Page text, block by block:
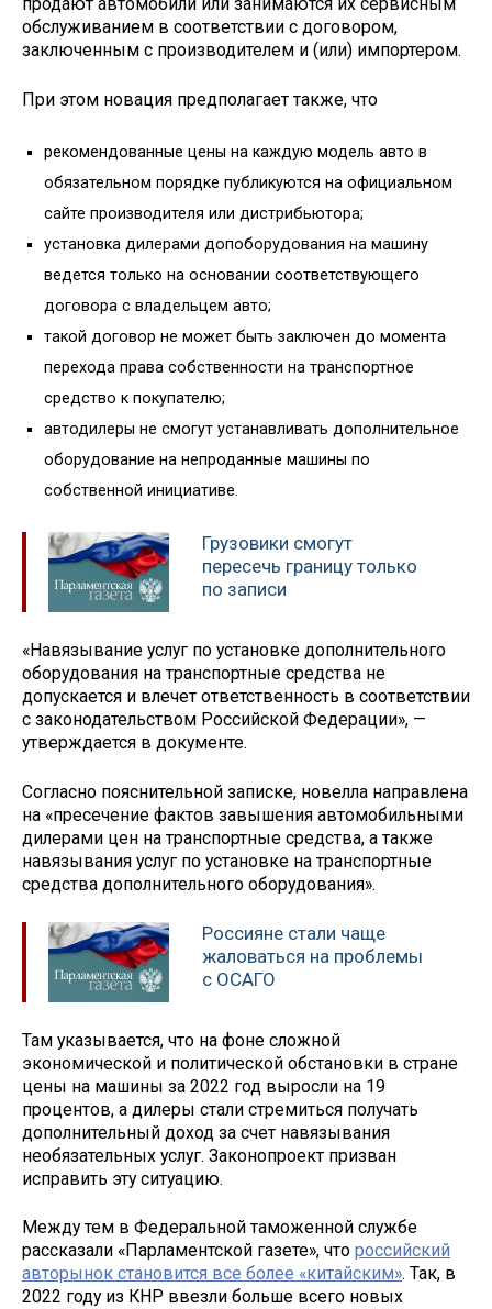
обслуживанием в соответствии с договором,
заключенным с производителем и (или) импортером.
При этом новация предполагает также, что
рекомендованные цены на каждую модель авто в
обязательном порядке публикуются на официальном
сайте производителя или дистрибьютора;
установка дилерами допоборудования на машину
ведется только на основании соответствующего
договора с владельцем авто;
такой договор не может быть заключен до момента
перехода права собственности на транспортное
средство к покупателю;
автодилеры не смогут устанавливать дополнительное
оборудование на непроданные машины по
собственной инициативе.
Грузовики смогут
пересечь границу только
по записи
«Навязывание услуг по установке дополнительного
оборудования на транспортные средства не
допускается и влечет ответственность в соответствии
с законодательством Российской Федерации», —
утверждается в документе.
Согласно пояснительной записке, новелла направлена
на «пресечение фактов завышения автомобильными
дилерами цен на транспортные средства, а также
навязывания услуг по установке на транспортные
средства дополнительного оборудования».
Россияне стали чаще
жаловаться на проблемы
с ОСАГО
Там указывается, что на фоне сложной
экономической и политической обстановки в стране
цены на машины за 2022 год выросли на 19
процентов, а дилеры стали стремиться получать
дополнительный доход за счет навязывания
необязательных услуг. Законопроект призван
исправить эту ситуацию.
Между тем в Федеральной таможенной службе
рассказали «Парламентской газете», что российский
авторынок становится все более «китайским». Так, в
2022 году из КНР ввезли больше всего новых